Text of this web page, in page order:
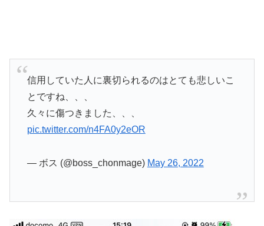
信用していた人に裏切られるのはとても悲しいこ
とですね、、、
久々に傷つきました、、、
pic.twitter.com/n4FA0y2eOR
— ボス (@boss_chonmage) May 26, 2022